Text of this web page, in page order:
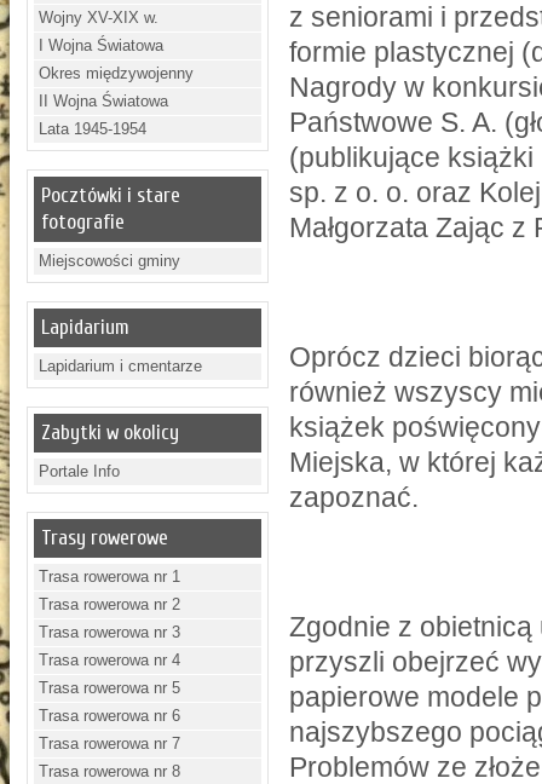
Wojny XV-XIX w.
I Wojna Światowa
Okres międzywojenny
II Wojna Światowa
Lata 1945-1954
Pocztówki i stare
fotografie
Miejscowości gminy
Lapidarium
Lapidarium i cmentarze
Zabytki w okolicy
Portale Info
Trasy rowerowe
Trasa rowerowa nr 1
Trasa rowerowa nr 2
Trasa rowerowa nr 3
Trasa rowerowa nr 4
Trasa rowerowa nr 5
Trasa rowerowa nr 6
Trasa rowerowa nr 7
Trasa rowerowa nr 8
z seniorami i
formie plastycznej
Nagrody w
Państwowe S. A.
(publikujące
sp. z o. o. oraz
Małgorzata Zając
Oprócz dzieci
również wszyscy
książek
Miejska, w której
zapoznać.
Zgodnie z obietnicą
przyszli obejrzeć
papierowe modele
najszybszego
Problemów ze